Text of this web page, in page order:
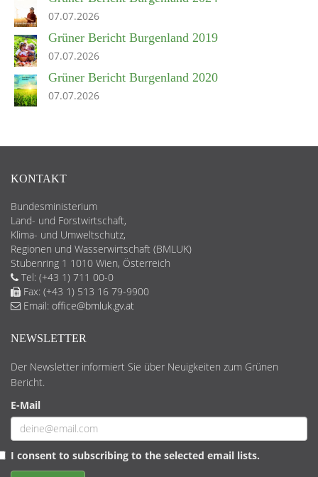
07.07.2026
Grüner Bericht Burgenland 2019
07.07.2026
Grüner Bericht Burgenland 2020
07.07.2026
KONTAKT
Bundesministerium
Land- und Forstwirtschaft,
Klima- und Umweltschutz,
Regionen und Wasserwirtschaft (BMLUK)
Stubenring 1 1010 Wien, Österreich
Tel: (+43 1) 711 00-0
Fax: (+43 1) 513 16 79-9900
Email: office@bmluk.gv.at
NEWSLETTER
Der Newsletter informiert Sie über Neuigkeiten zum Grünen
Bericht.
E-Mail
I consent to subscribing to the selected email lists.